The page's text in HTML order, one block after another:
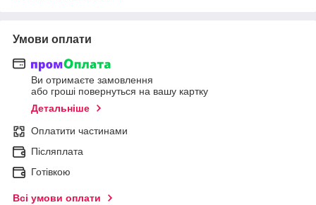
Умови оплати
Ви отримаєте замовлення
або гроші повернуться на вашу картку
Детальніше
Оплатити частинами
Післяплата
Готівкою
Всі умови оплати